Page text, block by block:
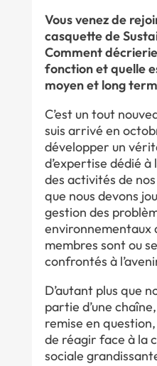
Vous venez de
casquette de
Comment
fonction et quelle
moyen et long
C’est un tout
suis arrivé en
développer un
d’expertise dédié à
des activités de
que nous devons
gestion des
environnementaux
membres sont ou
confrontés à
D’autant plus que
partie d’une
remise en
de réagir face à la
sociale